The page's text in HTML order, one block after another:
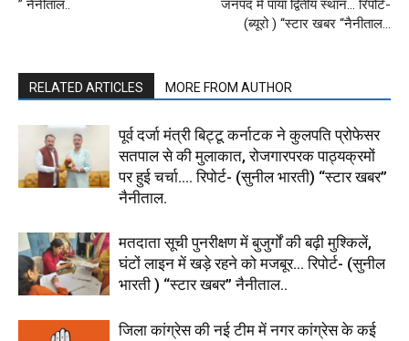
” नैनीताल..
जनपद में पाया द्वितीय स्थान… रिपोर्ट-
(ब्यूरो ) “स्टार खबर “नैनीताल…
RELATED ARTICLES MORE FROM AUTHOR
पूर्व दर्जा मंत्री बिट्टू कर्नाटक ने कुलपति प्रोफेसर
सतपाल से की मुलाकात, रोजगारपरक पाठ्यक्रमों
पर हुई चर्चा…. रिपोर्ट- (सुनील भारती) “स्टार खबर”
नैनीताल.
मतदाता सूची पुनरीक्षण में बुजुर्गों की बढ़ी मुश्किलें,
घंटों लाइन में खड़े रहने को मजबूर… रिपोर्ट- (सुनील
भारती ) “स्टार खबर” नैनीताल..
जिला कांग्रेस की नई टीम में नगर कांग्रेस के कई